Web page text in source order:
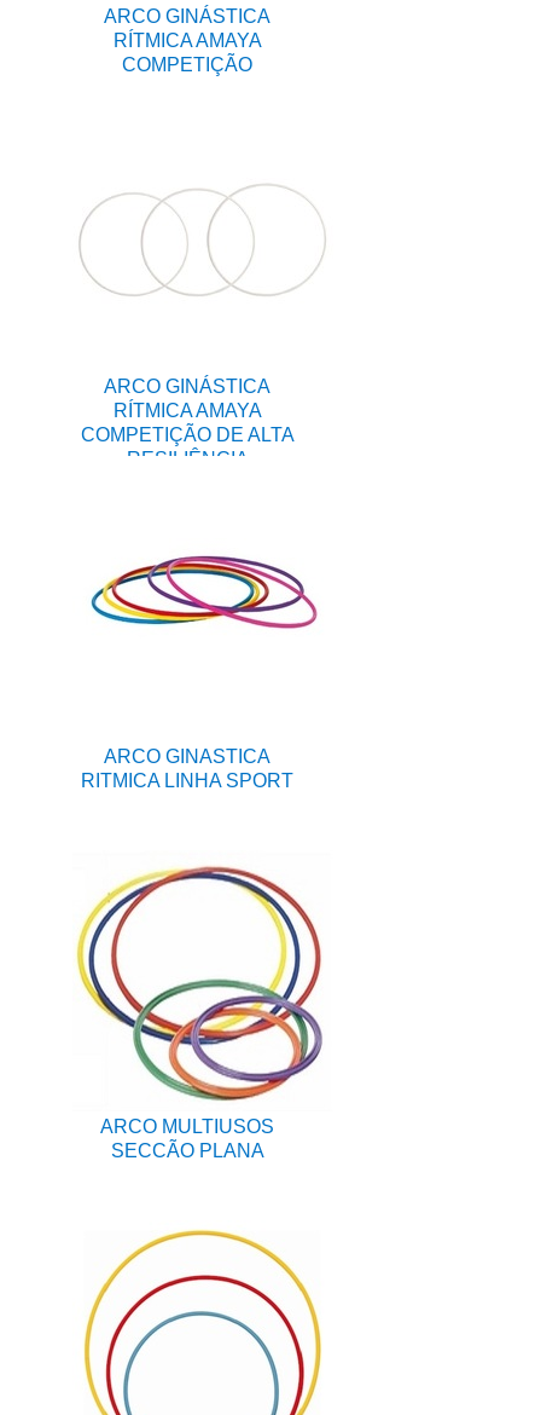
ARCO GINÁSTICA
RÍTMICA AMAYA
COMPETIÇÃO
ARCO GINÁSTICA
RÍTMICA AMAYA
COMPETIÇÃO DE ALTA
RESILIÊNCIA
ARCO GINASTICA
RITMICA LINHA SPORT
ARCO MULTIUSOS
SECCÃO PLANA